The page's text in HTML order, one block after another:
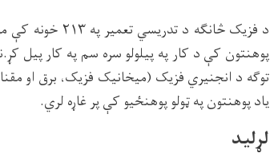
پوهنتون کې د کار په پیلولو سره سم په کار پيل
توګه د انجنیري فزیک (میخانیک فزیک، برق او
یاد پوهنتون په ټولو پوهنځیو کې پر غاړه لري.
لړلید